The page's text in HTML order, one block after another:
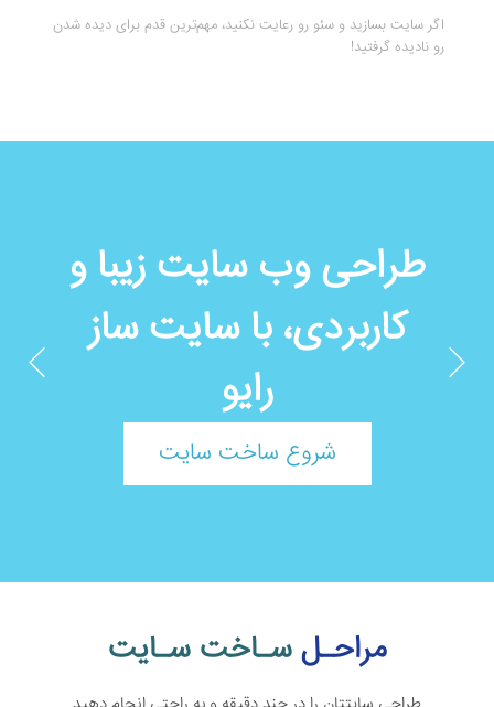
اگر سایت بسازید و سئو رو رعایت نکنید، مهم‌ترین قدم برای دیده شدن
رو نادیده گرفتید!
طراحی وب سایت زیبا و
کاربردی، با سایت ساز
رایو
شروع ساخت سایت
مراحـلسـاخت سـایت